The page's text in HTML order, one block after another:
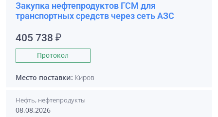
Закупка нефтепродуктов ГСМ для
транспортных средств через сеть АЗС
405 738 ₽
Протокол
Место поставки: Киров
Нефть, нефтепродукты
08.08.2026